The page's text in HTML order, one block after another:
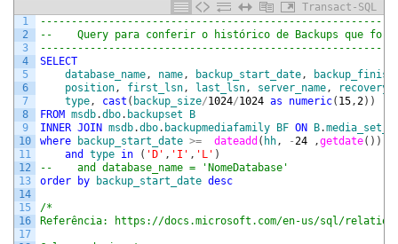
Transact-SQL
1
2
3
4
5
6
7
8
9
10
11
12
13
14
15
16
17
--    Query para conferir o histórico de Backups que
SELECT
database_name, name, backup_start_date,
position, first_lsn, last_lsn, server_name,
type, cast ( backup_size/1024/1024 as numeric( 15,2) )
FROM msdb.dbo. backupset
B
INNER JOIN msdb.dbo. backupmediafamily BF ON B.
where
backup_start_date >= dateadd ( hh, -24 ,getdate( ) )
and
type in ( 'D' , 'I' , 'L' )
--    and database_name = 'NomeDatabase'
order
by backup_start_date desc
/*
Referência: https://docs.microsoft.com/en-us/sql/